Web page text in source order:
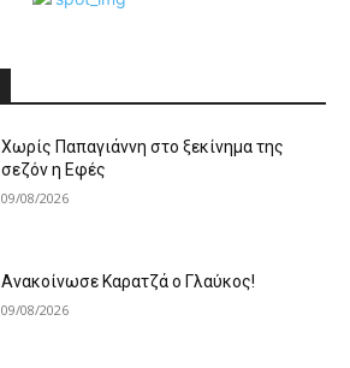
Χωρίς Παπαγιάννη στο ξεκίνημα της
σεζόν η Εφές
09/08/2026
Ανακοίνωσε Καρατζά ο Γλαύκος!
09/08/2026